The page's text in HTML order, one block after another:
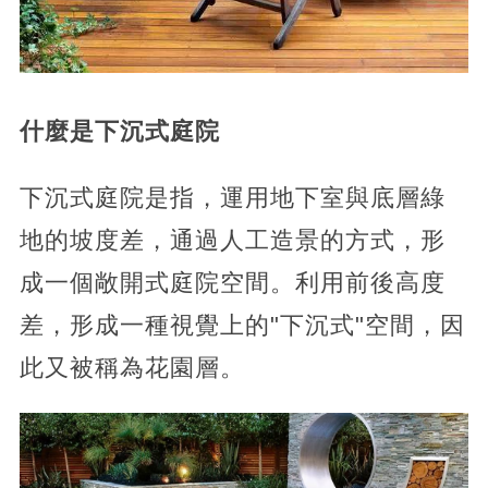
什麼是下沉式庭院
下沉式庭院是指，運用地下室與底層綠
地的坡度差，通過人工造景的方式，形
成一個敞開式庭院空間。利用前後高度
差，形成一種視覺上的"下沉式"空間，因
此又被稱為花園層。